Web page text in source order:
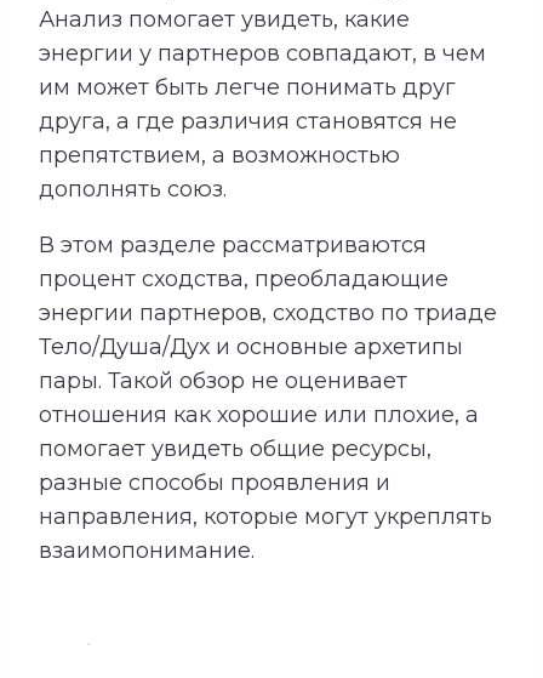
Анализ помогает увидеть, какие
энергии у партнеров совпадают, в чем
им может быть легче понимать друг
друга, а где различия становятся не
препятствием, а возможностью
дополнять союз.
В этом разделе рассматриваются
процент сходства, преобладающие
энергии партнеров, сходство по триаде
Тело/Душа/Дух и основные архетипы
пары. Такой обзор не оценивает
отношения как хорошие или плохие, а
помогает увидеть общие ресурсы,
разные способы проявления и
направления, которые могут укреплять
взаимопонимание.